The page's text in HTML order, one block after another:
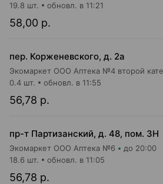
58,00 р.
19.8 шт. обновл. в 11:21
пер. Корженевского, д. 2а
56,78 р.
0.4 шт. обновл. в 11:55
пр-т Партизанский, д. 48, пом. 3Н
Экомаркет ООО Аптека №6 до 20:00
56,78 р.
18.6 шт. обновл. в 11:05